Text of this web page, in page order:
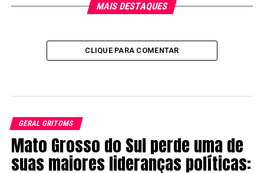
MAIS DESTAQUES
CLIQUE PARA COMENTAR
GERAL GRITOMS
Mato Grosso do Sul perde uma de
suas maiores lideranças políticas: